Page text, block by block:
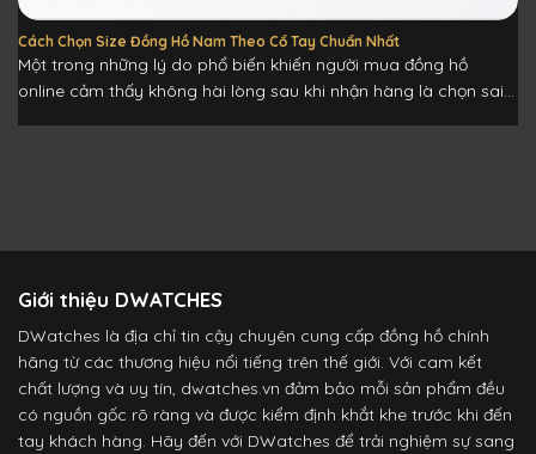
Cách Chọn Size Đồng Hồ Nam Theo Cổ Tay Chuẩn Nhất
Một trong những lý do phổ biến khiến người mua đồng hồ
online cảm thấy không hài lòng sau khi nhận hàng là chọn sai...
Giới thiệu DWATCHES
DWatches là địa chỉ tin cậy chuyên cung cấp đồng hồ chính
hãng từ các thương hiệu nổi tiếng trên thế giới. Với cam kết
chất lượng và uy tín, dwatches.vn đảm bảo mỗi sản phẩm đều
có nguồn gốc rõ ràng và được kiểm định khắt khe trước khi đến
tay khách hàng. Hãy đến với DWatches để trải nghiệm sự sang